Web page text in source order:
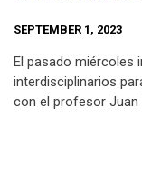
SEPTEMBER 1, 2023
El pasado miércoles
interdisciplinarios
con el profesor Juan